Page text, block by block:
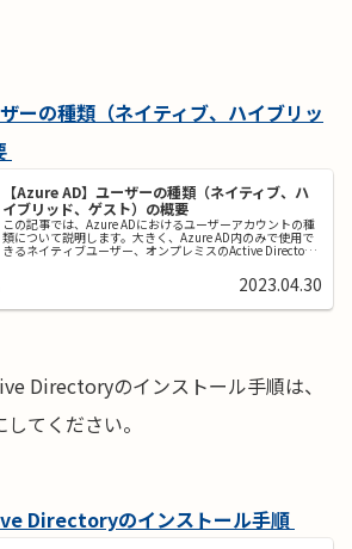
ーの種類（ネイティブ、ハイブリッ
【Azure AD】ユーザーの種類（ネイティブ、ハ
イブリッド、ゲスト）の概要
この記事では、Azure ADにおけるユーザーアカウントの種
類について説明します。大きく、Azure AD内のみで使用で
きるネイティブユーザー、オンプレミスのActive Directory
2023.04.30
Directoryのインストール手順は、
てください。
Directoryのインストール手順